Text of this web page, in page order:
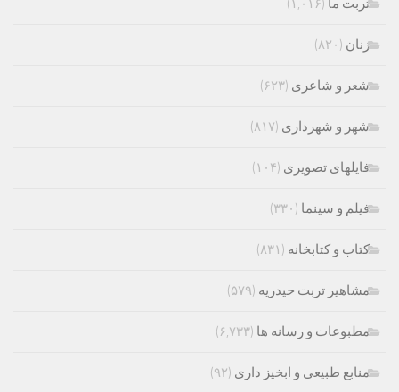
تربت ما (۱,۰۱۶)
زنان (۸۲۰)
شعر و شاعری (۶۲۳)
شهر و شهرداری (۸۱۷)
فایلهای تصویری (۱۰۴)
فیلم و سینما (۳۳۰)
کتاب و کتابخانه (۸۳۱)
مشاهیر تربت حیدریه (۵۷۹)
مطبوعات و رسانه ها (۶,۷۳۳)
منابع طبیعی و ابخیز داری (۹۲)